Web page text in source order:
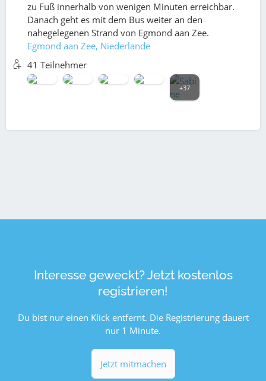
zu Fuß innerhalb von wenigen Minuten erreichbar.
Danach geht es mit dem Bus weiter an den
nahegelegenen Strand von Egmond aan Zee.
Egmond aan Zee, Niederlande
41 Teilnehmer
+37
Interesse geweckt? Jetzt kostenlos
registrieren!
Du bist nur einen Klick entfernt. Die Registrierung dauert
nur 1 Minute.
Jetzt mitmachen